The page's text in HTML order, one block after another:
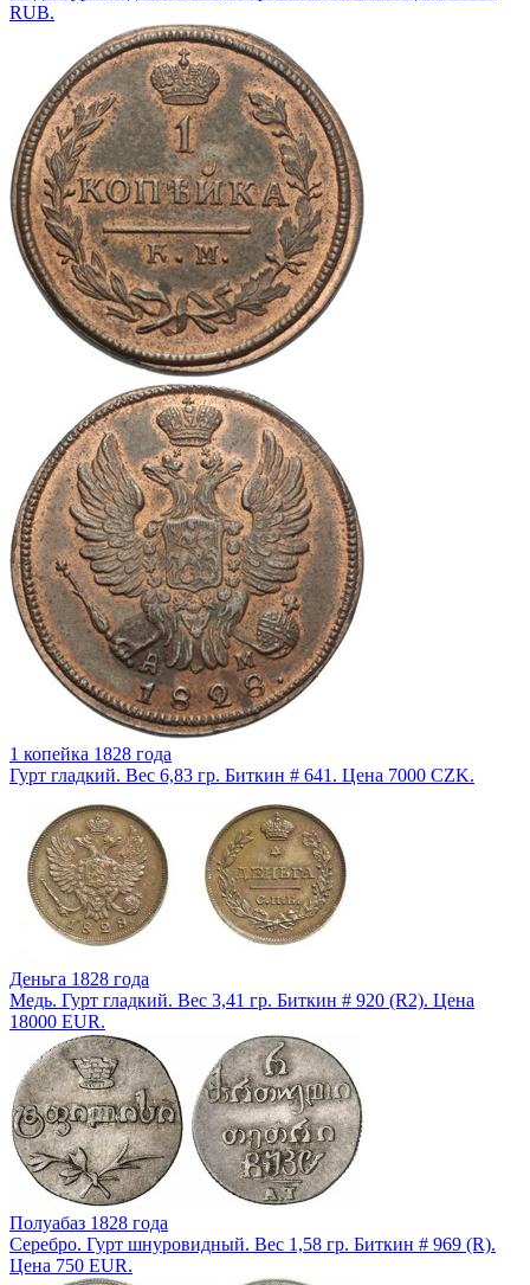
RUB.
1 копейка 1828 года
Гурт гладкий. Вес 6,83 гр. Биткин # 641. Цена 7000 CZK.
Деньга 1828 года
Медь. Гурт гладкий. Вес 3,41 гр. Биткин # 920 (R2). Цена
18000 EUR.
Полуабаз 1828 года
Серебро. Гурт шнуровидный. Вес 1,58 гр. Биткин # 969 (R).
Цена 750 EUR.